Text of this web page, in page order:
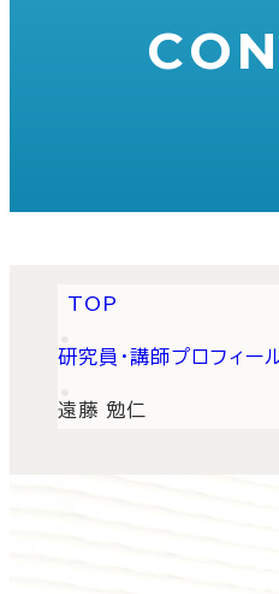
TOP
研究員・講師プロフィー
遠藤 勉仁